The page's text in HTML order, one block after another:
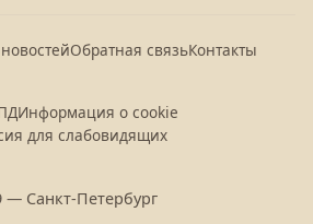
Обратная связьКонтакты
Информация о cookie
для слабовидящих
— Санкт-Петербург